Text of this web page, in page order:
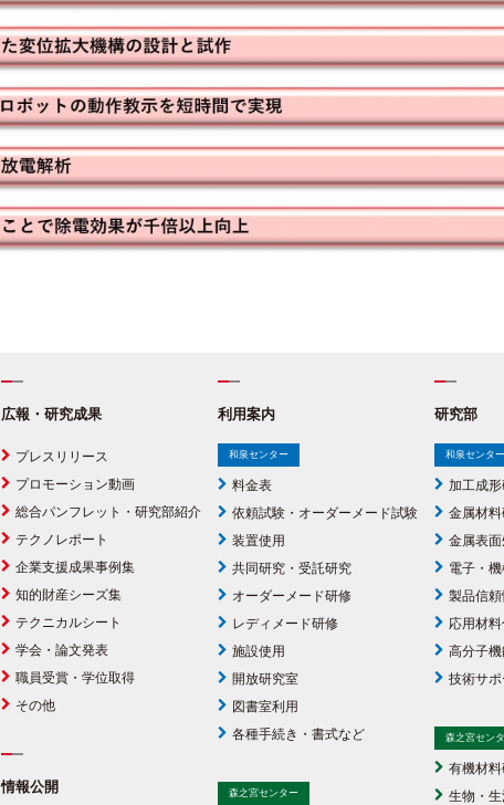
広報・研究成果
プレスリリース
プロモーション動画
総合パンフレット・研究部紹介
テクノレポート
企業支援成果事例集
知的財産シーズ集
テクニカルシート
学会・論文発表
職員受賞・学位取得
その他
情報公開
利用案内
和泉センター
料金表
依頼試験・オーダーメード試験
装置使用
共同研究・受託研究
オーダーメード研修
レディメード研修
施設使用
開放研究室
図書室利用
各種手続き・書式など
森之宮センター
研究部
和泉センター
加工成
金属材
金属表
電子・
製品信
応用材
高分子
技術サ
森之宮セン
有機材
生物・